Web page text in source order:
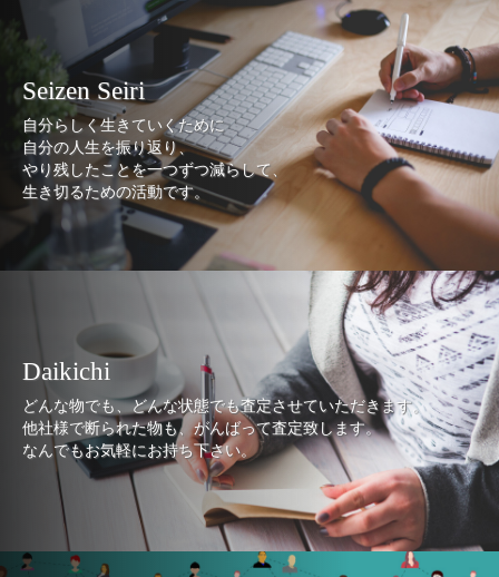
Seizen Seiri
自分らしく生きていくために
自分の人生を振り返り、
やり残したことを一つずつ減らして、
生き切るための活動です。
Daikichi
どんな物でも、どんな状態でも査定させていただきます。
他社様で断られた物も、がんばって査定致します。
なんでもお気軽にお持ち下さい。